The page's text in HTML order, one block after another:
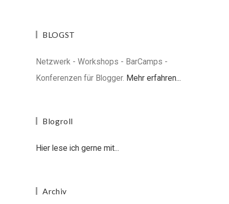
BLOGST
Netzwerk - Workshops - BarCamps -
Konferenzen für Blogger. Mehr erfahren...
Blogroll
Hier lese ich gerne mit...
Archiv